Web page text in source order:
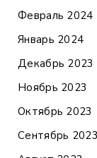
Февраль 2024
Январь 2024
Декабрь 2023
Ноябрь 2023
Октябрь 2023
Сентябрь 2023